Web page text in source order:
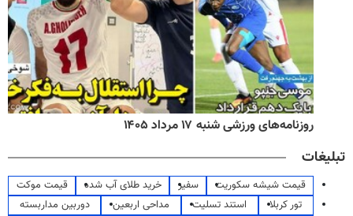
روزنامه‌های ورزشی شنبه ۱۷ مرداد ۱۴۰۵
تبلیغات
قیمت شیشه سکوریت سفیر خرید طلای آب شده
قیمت موکت
تور کربلا
استند تسلیت مداحی اربعین
دوربین مداربسته